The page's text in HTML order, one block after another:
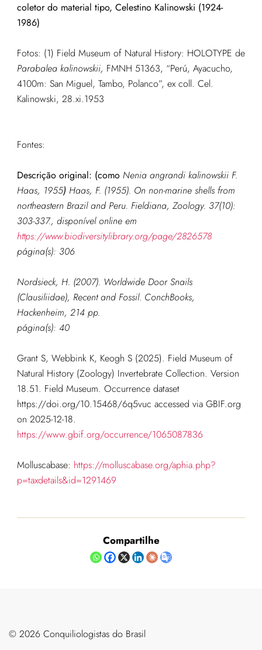
coletor do material tipo, Celestino Kalinowski (1924-
1986)
Fotos: (1) Field Museum of Natural History: HOLOTYPE de
Parabalea kalinowskii, FMNH 51363, “Perú, Ayacucho,
4100m: San Miguel, Tambo, Polanco”, ex coll. Cel.
Kalinowski, 28.xi.1953
Fontes:
Descrição original: (como Nenia angrandi kalinowskii F.
Haas, 1955) Haas, F. (1955). On non-marine shells from
northeastern Brazil and Peru. Fieldiana, Zoology. 37(10):
303-337., disponível online em
https://www.biodiversitylibrary.org/page/2826578
página(s): 306
Nordsieck, H. (2007). Worldwide Door Snails
(Clausiliidae), Recent and Fossil. ConchBooks,
Hackenheim, 214 pp.
página(s): 40
Grant S, Webbink K, Keogh S (2025). Field Museum of
Natural History (Zoology) Invertebrate Collection. Version
18.51. Field Museum. Occurrence dataset
https://doi.org/10.15468/6q5vuc accessed via GBIF.org
on 2025-12-18.
https://www.gbif.org/occurrence/1065087836
Molluscabase: https://molluscabase.org/aphia.php?
p=taxdetails&id=1291469
Compartilhe
©️ 2026 Conquiliologistas do Brasil